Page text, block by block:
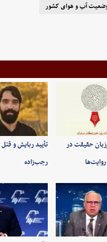
آب و هوای کشور
حقیقت در
تأیید ربایش و
رجب‌زاده